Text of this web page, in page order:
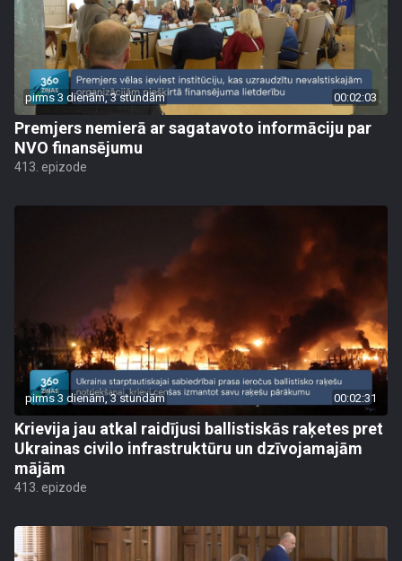
pirms 3 dienām, 3 stundām 00:02:03
Premjers nemierā ar sagatavoto informāciju par
NVO finansējumu
413. epizode
pirms 3 dienām, 3 stundām 00:02:31
Krievija jau atkal raidījusi ballistiskās raķetes pret
Ukrainas civilo infrastruktūru un dzīvojamajām
mājām
413. epizode